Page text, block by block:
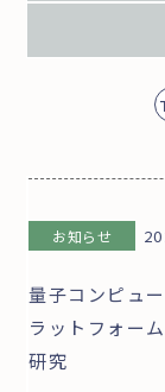
お知らせ
量子コンピュ
ラットフォー
研究